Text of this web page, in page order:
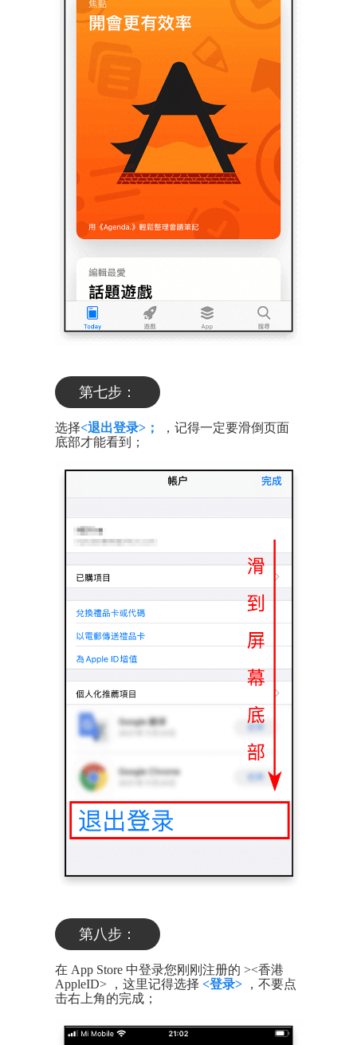
第七步：
选择<退出登录>；
，记得一定要滑倒页面
底部才能看到；
第八步：
在 App Store 中登录您刚刚注册的 ><香港
AppleID> ，这里记得选择<登录> ，不要点
击右上角的完成；